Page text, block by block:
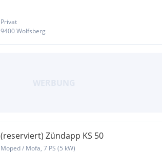
Privat
9400 Wolfsberg
(reserviert) Zündapp KS 50
Moped / Mofa, 7 PS (5 kW)